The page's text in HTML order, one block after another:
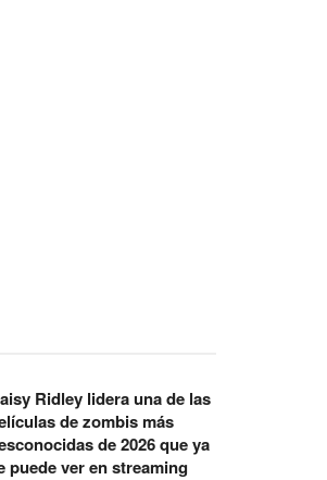
Ridley lidera una de las
de zombis más
de 2026 que ya
puede ver en streaming